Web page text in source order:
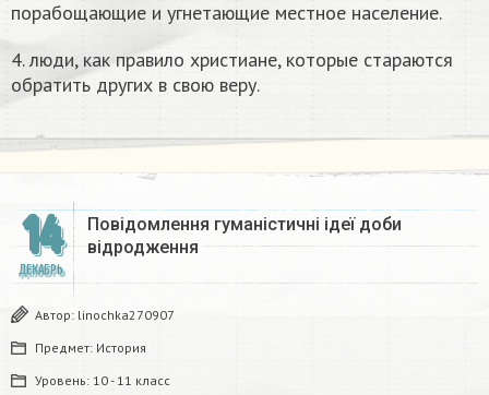
порабощающие и угнетающие местное население.
4. люди, как правило христиане, которые стараются
обратить других в свою веру.​
14
ДЕКАБРЬ
Повідомлення гуманістичні ідеї доби
відродження
Автор: linochka270907
Предмет: История
Уровень: 10 - 11 класс